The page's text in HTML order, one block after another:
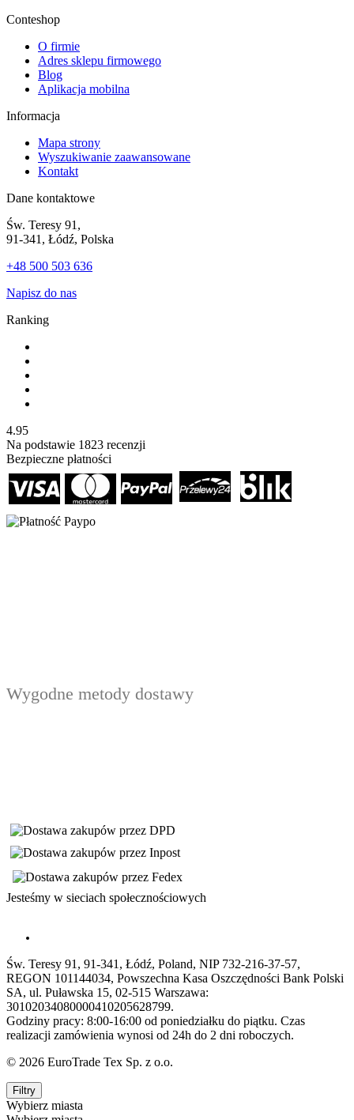
Conteshop
O firmie
Adres sklepu firmowego
Blog
Aplikacja mobilna
Informacja
Mapa strony
Wyszukiwanie zaawansowane
Kontakt
Dane kontaktowe
Św. Teresy 91,
91-341, Łódź, Polska
+48 500 503 636
Napisz do nas
Ranking
4.95
Na podstawie 1823 recenzji
Bezpieczne płatności
Wygodne metody dostawy
Jesteśmy w sieciach społecznościowych
Św. Teresy 91, 91-341, Łódź, Poland, NIP 732-216-37-57,
REGON 101144034, Powszechna Kasa Oszczędności Bank Polski
SA, ul. Puławska 15, 02-515 Warszawa:
30102034080000410205628799.
Godziny pracy: 8:00-16:00 od poniedziałku do piątku. Czas
realizacji zamówienia wynosi od 24h do 2 dni roboczych.
© 2026 EuroTrade Tex Sp. z o.o.
Filtry
Wybierz miasta